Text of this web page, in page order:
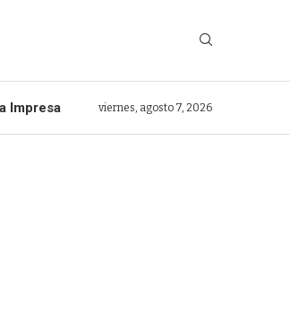
Impresa viernes, agosto 7, 2026